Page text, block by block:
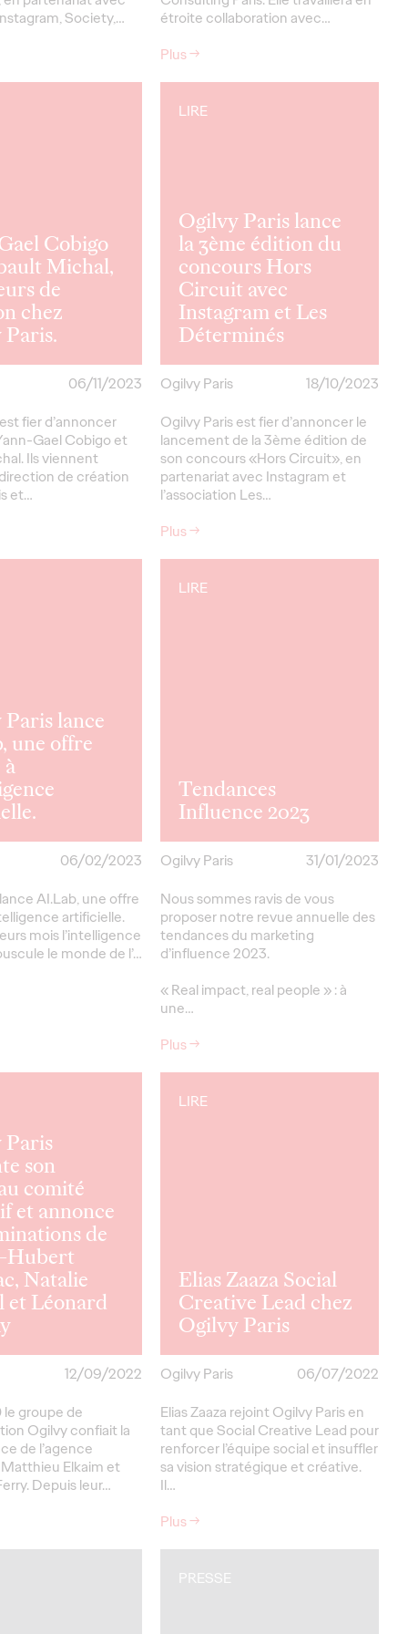
Society,…
étroite collaboration avec…
Plus→
Cobigo
Michal,
de
chez
06/11/2023
fier d’annoncer
Gael Cobigo et
Ils viennent
de création
et…
LIRE
Ogilvy Paris lance
la 3ème édition du
concours Hors
Circuit avec
Instagram et Les
Déterminés
Ogilvy Paris
18/10/2023
Ogilvy Paris est fier d’annoncer le
lancement de la 3ème édition de
son concours «Hors Circuit», en
partenariat avec Instagram et
l’association Les…
Plus→
lance
une offre
à
06/02/2023
AI.Lab, une offre
artificielle.
mois l’intelligence
le monde de l’…
LIRE
Tendances
Influence 2023
Ogilvy Paris
31/01/2023
Nous sommes ravis de vous
proposer notre revue annuelle des
tendances du marketing
d’influence 2023.
« Real impact, real people » : à
une…
Plus→
Paris
son
comité
et annonce
de
Hubert
Natalie
et Léonard
12/09/2022
le groupe de
Ogilvy confiait la
de l’agence
Elkaim et
Depuis leur…
LIRE
Elias Zaaza Social
Creative Lead chez
Ogilvy Paris
Ogilvy Paris
06/07/2022
Elias Zaaza rejoint Ogilvy Paris en
tant que Social Creative Lead pour
renforcer l’équipe social et insuffler
sa vision stratégique et créative.
Il…
Plus→
PRESSE